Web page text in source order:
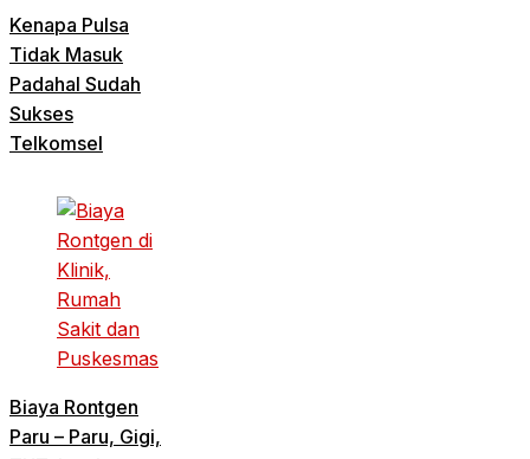
Kenapa Pulsa
Tidak Masuk
Padahal Sudah
Sukses
Telkomsel
Biaya Rontgen
Paru – Paru, Gigi,